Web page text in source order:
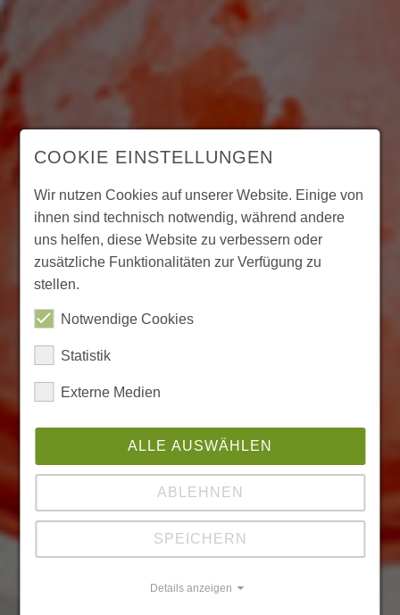
COOKIE EINSTELLUNGEN
Wir nutzen Cookies auf unserer Website. Einige von
ihnen sind technisch notwendig, während andere
uns helfen, diese Website zu verbessern oder
zusätzliche Funktionalitäten zur Verfügung zu
stellen.
Notwendige Cookies
Statistik
Externe Medien
ALLE AUSWÄHLEN
ABLEHNEN
SPEICHERN
Details anzeigen